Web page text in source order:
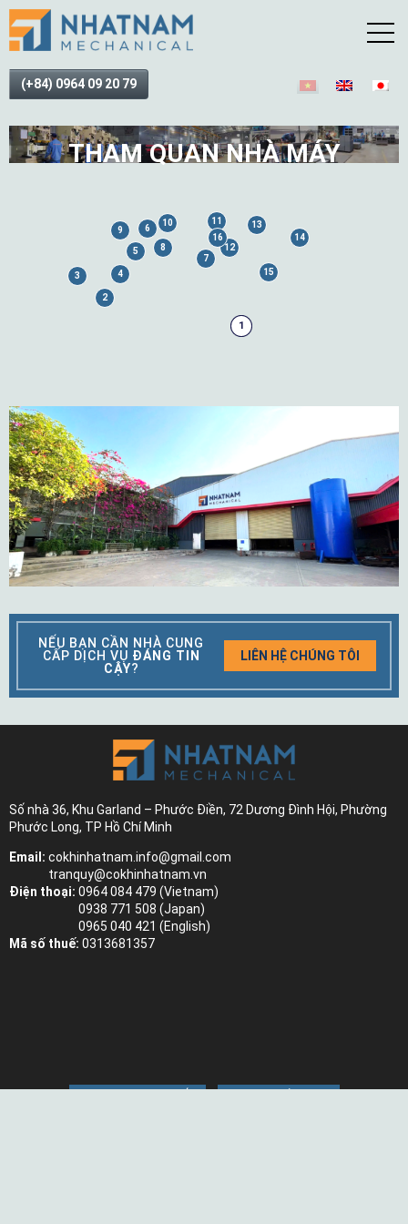
(+84) 0964 09 20 79
THAM QUAN NHÀ MÁY
1
2
3 4
5
6
7
8
9
10 11
12
13
14
15
16
NẾU BẠN CẦN NHÀ CUNG
CẤP DỊCH VỤ ĐÁNG TIN
CẬY?
LIÊN HỆ CHÚNG TÔI
Số nhà 36, Khu Garland – Phước Điền, 72 Dương Đình Hội, Phường
Phước Long, TP Hồ Chí Minh
Email: cokhinhatnam.info@gmail.com
tranquy@cokhinhatnam.vn
Điện thoại: 0964 084 479 (Vietnam)
0938 771 508 (Japan)
0965 040 421 (English)
Mã số thuế: 0313681357